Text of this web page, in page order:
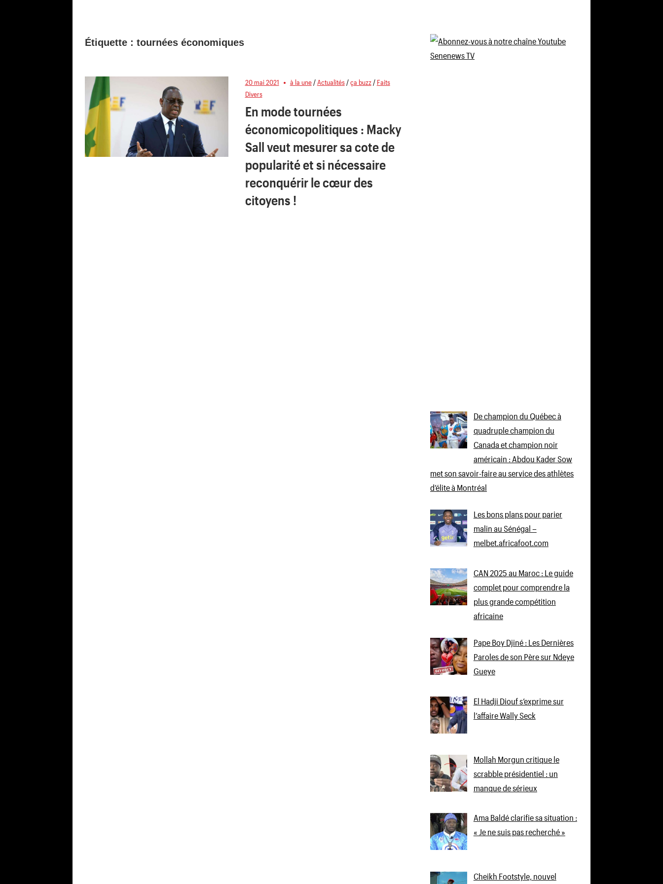
Étiquette : tournées économiques
20 mai 2021 à la une/Actualités/ça buzz/ Faits
Divers
En mode tournées
économicopolitiques : Macky
Sall veut mesurer sa cote de
popularité et si nécessaire
reconquérir le cœur des
citoyens !
De champion du Québec à
quadruple champion du
Canada et champion noir
américain : Abdou Kader Sow
met son savoir-faire au service des athlètes
d’élite à Montréal
Les bons plans pour parier
malin au Sénégal –
melbet.africafoot.com
CAN 2025 au Maroc : Le guide
complet pour comprendre la
plus grande compétition
africaine
Pape Boy Djiné : Les Dernières
Paroles de son Père sur Ndeye
Gueye
El Hadji Diouf s’exprime sur
l’affaire Wally Seck
Mollah Morgun critique le
scrabble présidentiel : un
manque de sérieux
Ama Baldé clarifie sa situation :
« Je ne suis pas recherché »
Cheikh Footstyle, nouvel